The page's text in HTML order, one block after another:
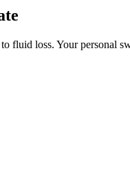
fluid loss. Your personal